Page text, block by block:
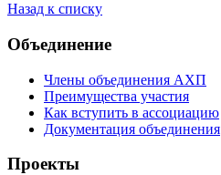
Назад к списку
Объединение
Члены объединения АХП
Преимущества участия
Как вступить в ассоциацию
Документация объединения
Проекты